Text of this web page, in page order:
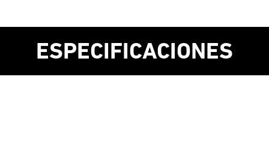
ESPECIFICACIONES